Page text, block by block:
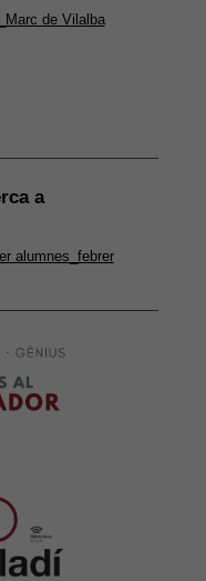
de Vilalba
a
alumnes_febrer